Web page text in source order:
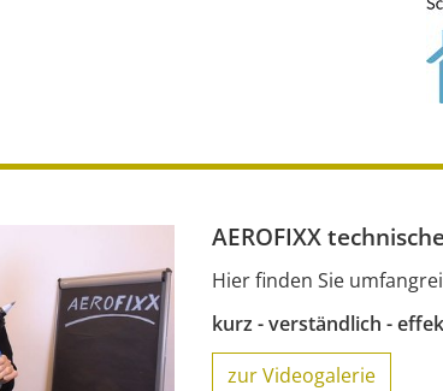
AEROFIXX
Hier finden Sie
kurz - verständlich -
zur Videogalerie